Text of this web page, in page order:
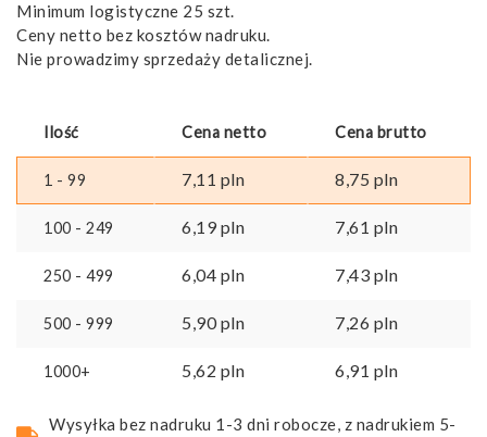
Minimum logistyczne 25 szt.
Ceny netto bez kosztów nadruku.
Nie prowadzimy sprzedaży detalicznej.
Ilość Cena netto Cena brutto
1 - 99 7,11 pln 8,75 pln
100 - 249 6,19pln 7,61 pln
250 - 499 6,04 pln 7,43 pln
500 - 999 5,90pln 7,26 pln
1000+ 5,62 pln 6,91 pln
Wysyłka bez nadruku 1-3 dni robocze, z nadrukiem 5-